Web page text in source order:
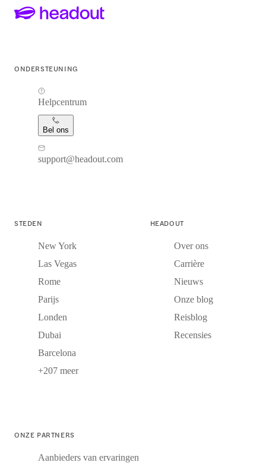
ONDERSTEUNING
Helpcentrum
Bel ons
support@headout.com
STEDEN
New York
Las Vegas
Rome
Parijs
Londen
Dubai
Barcelona
+207 meer
HEADOUT
Over ons
Carrière
Nieuws
Onze blog
Reisblog
Recensies
ONZE PARTNERS
Aanbieders van ervaringen